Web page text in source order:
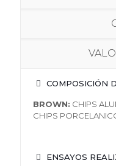
COMPOSICIÓN
BROWN: CHIPS
CHIPS PORCELANIC
ENSAYOS